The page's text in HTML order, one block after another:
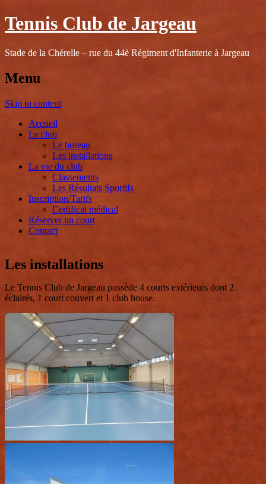
Tennis Club de Jargeau
Stade de la Chérelle – rue du 44è Régiment d'Infanterie à Jargeau
Menu
Skip to content
Accueil
Le club
Le bureau
Les installations
La vie du club
Classements
Les Résultats Sportifs
Inscription/Tarifs
Certificat médical
Réserver un court
Contact
Les installations
Le Tennis Club de Jargeau possède 4 courts extérieurs dont 2
éclairés, 1 court couvert et 1 club house.